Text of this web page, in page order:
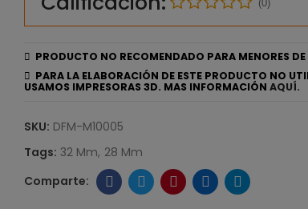
(0)
PRODUCTO NO RECOMENDADO PARA MENORES DE
PARA LA ELABORACIÓN DE ESTE PRODUCTO NO
USAMOS IMPRESORAS 3D. MAS INFORMACIÓN AQUÍ.
SKU: DFM-M10005
Tags: 32 Mm 28 Mm